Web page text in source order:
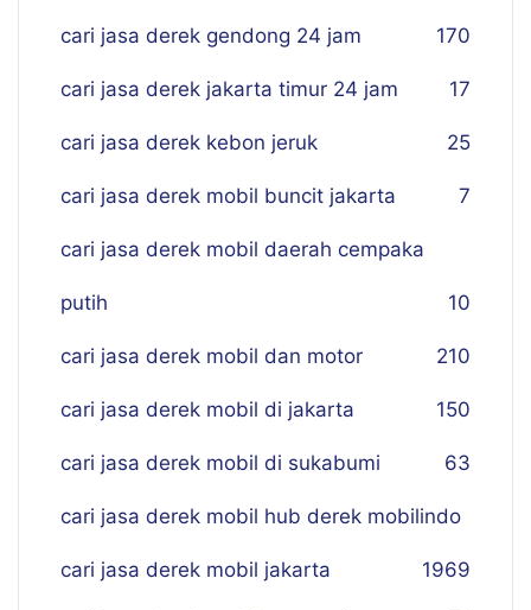
cari jasa derek gendong 24 jam 170
cari jasa derek jakarta timur 24 jam 17
cari jasa derek kebon jeruk 25
cari jasa derek mobil buncit jakarta 7
cari jasa derek mobil daerah cempaka
putih 10
cari jasa derek mobil dan motor 210
cari jasa derek mobil di jakarta 150
cari jasa derek mobil di sukabumi 63
cari jasa derek mobil hub derek mobilindo
69
cari jasa derek mobil jakarta 19